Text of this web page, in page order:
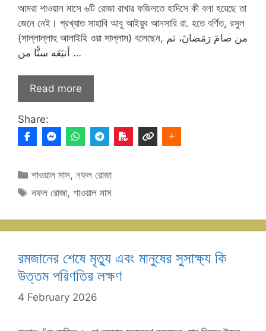
আমরা শাওয়াল মাসে ৬টি রোজা রাখার ফজিলতে হাদিসে কী বলা হয়েছে তা
জেনে নেই। প্রখ্যাত সাহাবি আবু আইয়ুব আনসারি রা. হতে বর্ণিত, রসুল
(সাল্লাল্লাহু আলাইহি ওয়া সাল্লাম) বলেছেন, من صامَ رَمَضانَ، ثم
أتبَعَه ستًّا من …
Read more
Share:
Categories
শাওয়াল মাস,নফল রোজা
Tags
নফল রোজা,শাওয়াল মাস
রমজানের শেষে মৃত্যু এবং মানুষের সুসাক্ষ্য কি
উত্তম পরিণতির লক্ষণ
4 February 2026